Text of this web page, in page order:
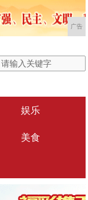
广告
娱乐
美食